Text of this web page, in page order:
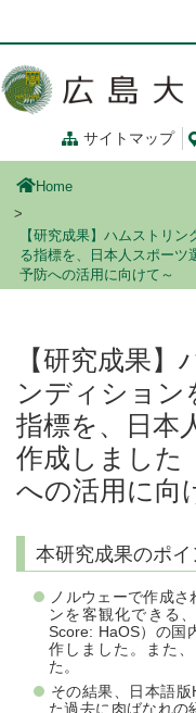
コ
ン
移
サイトマップ
Home
【研究成果】ハムストリ
る指標を、日本人スポーツ
予防への活用に向けて～
【研究成果
ンディション
指標を、日本
作成しました
への活用に向
本研究成果のポイ
ノルウェーで作成
ンを客観化できる
Score: HaOS）の国
作しました。また
た。
その結果、日本語
た過去に肉ばなれの